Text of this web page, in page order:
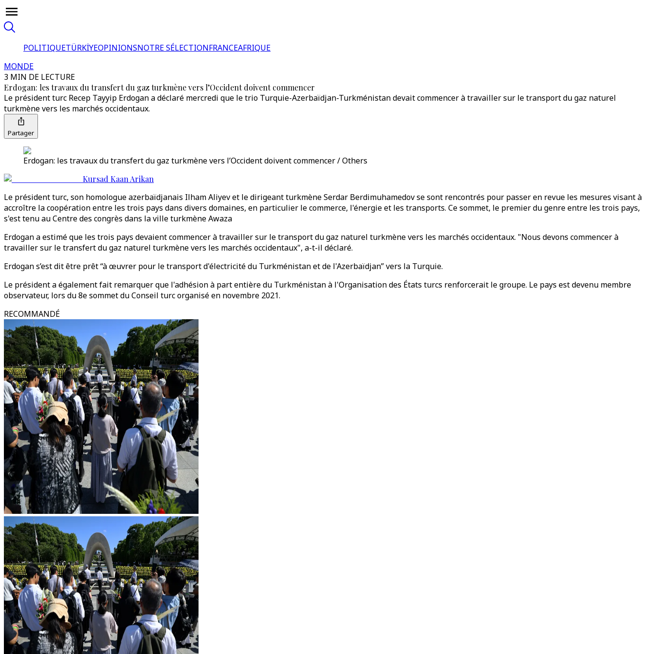
POLITIQUETÜRKİYEOPINIONSNOTRE SÉLECTIONFRANCEAFRIQUE
MONDE
3 MIN DE LECTURE
Erdogan: les travaux du transfert du gaz turkmène vers l’Occident doivent commencer
Le président turc Recep Tayyip Erdogan a déclaré mercredi que le trio Turquie-Azerbaïdjan-Turkménistan devait commencer à travailler sur le transport du gaz naturel
turkmène vers les marchés occidentaux.
Partager
Erdogan: les travaux du transfert du gaz turkmène vers l’Occident doivent commencer / Others
Kursad Kaan Arikan
Le président turc, son homologue azerbaïdjanais Ilham Aliyev et le dirigeant turkmène Serdar Berdimuhamedov se sont rencontrés pour passer en revue les mesures visant à
accroître la coopération entre les trois pays dans divers domaines, en particulier le commerce, l'énergie et les transports. Ce sommet, le premier du genre entre les trois pays,
s'est tenu au Centre des congrès dans la ville turkmène Awaza
Erdogan a estimé que les trois pays devaient commencer à travailler sur le transport du gaz naturel turkmène vers les marchés occidentaux. "Nous devons commencer à
travailler sur le transfert du gaz naturel turkmène vers les marchés occidentaux", a-t-il déclaré.
Erdogan s’est dit être prêt “à œuvrer pour le transport d'électricité du Turkménistan et de l'Azerbaïdjan” vers la Turquie.
Le président a également fait remarquer que l'adhésion à part entière du Turkménistan à l'Organisation des États turcs renforcerait le groupe. Le pays est devenu membre
observateur, lors du 8e sommet du Conseil turc organisé en novembre 2021.
RECOMMANDÉ